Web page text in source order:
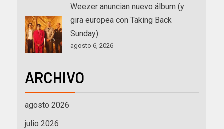
Weezer anuncian nuevo álbum (y
gira europea con Taking Back
Sunday)
agosto 6, 2026
ARCHIVO
agosto 2026
julio 2026